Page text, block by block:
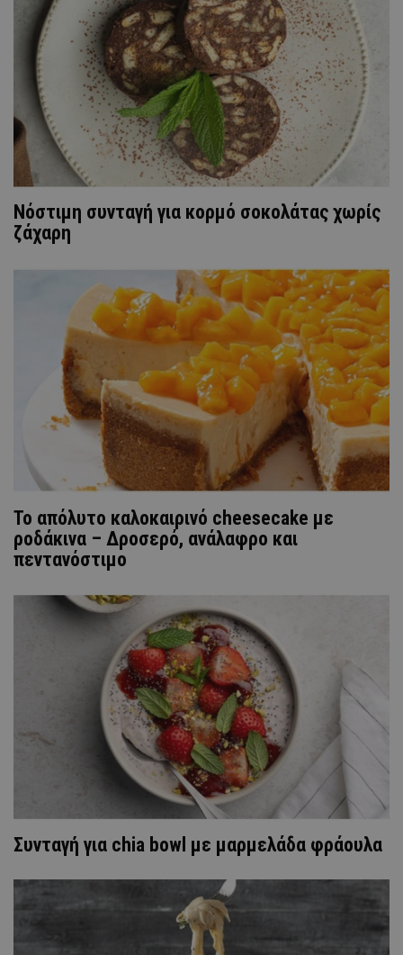
Νόστιμη συνταγή για κορμό σοκολάτας χωρίς
ζάχαρη
Το απόλυτο καλοκαιρινό cheesecake με
ροδάκινα – Δροσερό, ανάλαφρο και
πεντανόστιμο
Συνταγή για chia bowl με μαρμελάδα φράουλα